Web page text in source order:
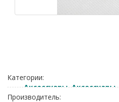
Категории:
Аксессуары,Аксессуары,
Производитель: